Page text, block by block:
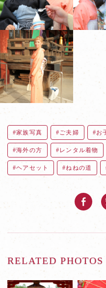
家族写真 ご夫婦 お
海外の方 レンタル着物
ヘアセット ねねの道
RELATED PHOTOS